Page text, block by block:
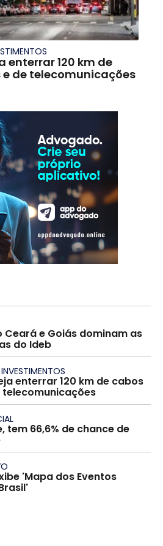
enterrar 120 km de
de telecomunicações
Ceará e Goiás dominam as
do Ideb
enterrar 120 km de cabos
tem 66,6% de chance de
'Mapa dos Eventos